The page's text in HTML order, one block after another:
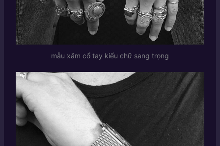
mẫu xăm cổ tay kiểu chữ sang trọng